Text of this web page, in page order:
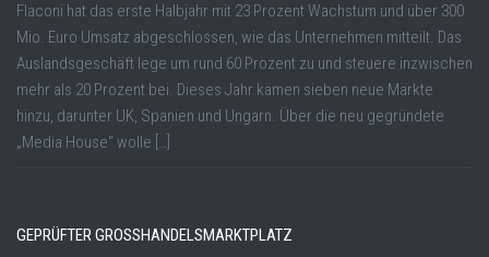
Flaconi hat das erste Halbjahr mit 23 Prozent Wachstum und über 300
Mio. Euro Umsatz abgeschlossen, wie das Unternehmen mitteilt. Das
Auslandsgeschäft lege um rund 60 Prozent zu und steuere inzwischen
mehr als 20 Prozent bei. Dieses Jahr kämen sieben neue Märkte
hinzu, darunter UK, Spanien und Ungarn. Über die neu gegründete
„Media House“ wolle […]
GEPRÜFTER GROSSHANDELSMARKTPLATZ